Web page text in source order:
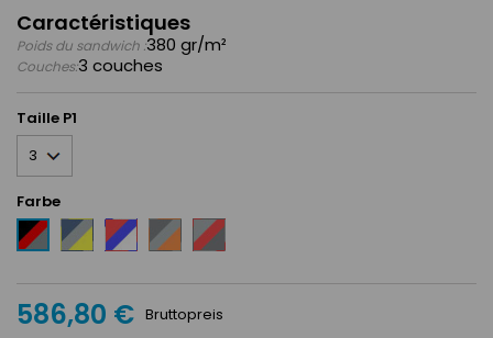
Caractéristiques
Poids du sandwich :380 gr/m²
Couches:3 couches
Taille P1
Farbe
Noir
/
/
Argent
Bleu
marine
Argent
/
Jaune
Rouge
/
royal
/
Blanc
Anthracite
/
/
Orange
Argent
/
/
Anthracite
586,80 € Bruttopreis